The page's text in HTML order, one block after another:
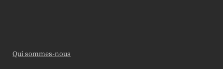
Qui sommes-nous